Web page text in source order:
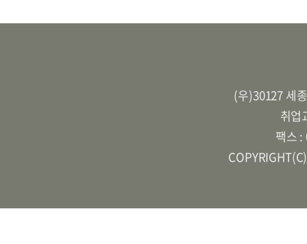
(우)30127 세
취업
팩스